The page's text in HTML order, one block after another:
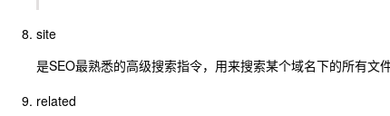
site
是SEO最熟悉的高级搜索指令，用来搜索某个域名下的所有文件
related